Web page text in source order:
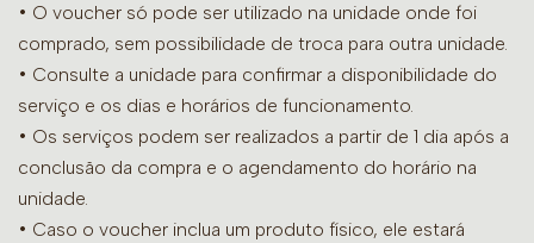
• O voucher só pode ser utilizado na unidade onde foi
comprado, sem possibilidade de troca para outra unidade.
• Consulte a unidade para confirmar a disponibilidade do
serviço e os dias e horários de funcionamento.
• Os serviços podem ser realizados a partir de 1 dia após a
conclusão da compra e o agendamento do horário na
unidade.
• Caso o voucher inclua um produto físico, ele estará